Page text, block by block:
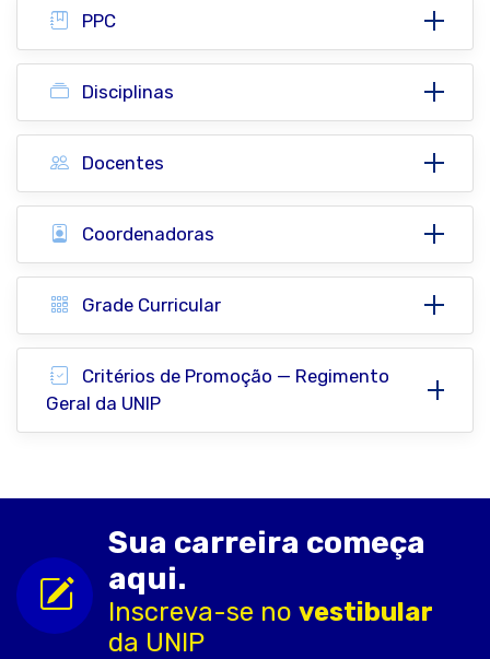
PPC
Disciplinas
Docentes
Coordenadoras
Grade Curricular
Critérios de Promoção — Regimento
Geral da UNIP
Sua carreira começa
aqui.
Inscreva-se no vestibular
da UNIP